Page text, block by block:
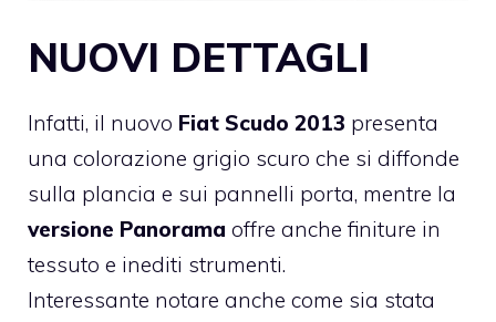
NUOVI DETTAGLI
Infatti, il nuovo Fiat Scudo 2013 presenta
una colorazione grigio scuro che si diffonde
sulla plancia e sui pannelli porta, mentre la
versione Panorama offre anche finiture in
tessuto e inediti strumenti.
Interessante notare anche come sia stata